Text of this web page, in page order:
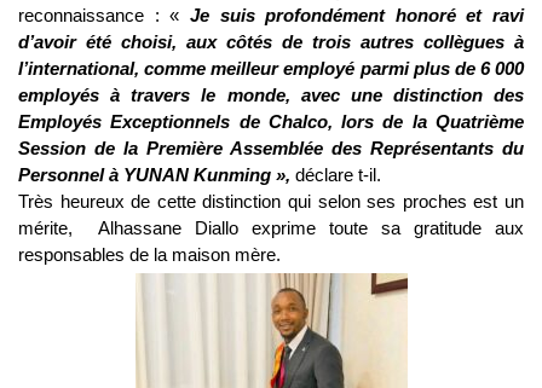
reconnaissance : « Je suis profondément honoré et ravi
d’avoir été choisi, aux côtés de trois autres collègues à
l’international, comme meilleur employé parmi plus de 6 000
employés à travers le monde, avec une distinction des
Employés Exceptionnels de Chalco, lors de la Quatrième
Session de la Première Assemblée des Représentants du
Personnel à YUNAN Kunming », déclare t-il.
Très heureux de cette distinction qui selon ses proches est un
mérite, Alhassane Diallo exprime toute sa gratitude aux
responsables de la maison mère.